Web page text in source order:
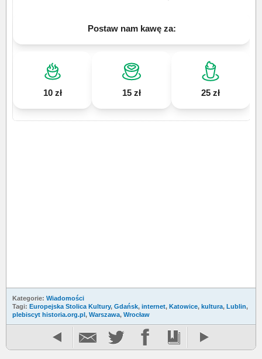
Postaw nam kawę za:
10 zł 15 zł 25 zł
Kategorie: Wiadomości
Tagi: Europejska Stolica Kultury, Gdańsk, internet, Katowice, kultura, Lublin,
plebiscyt historia.org.pl, Warszawa, Wrocław